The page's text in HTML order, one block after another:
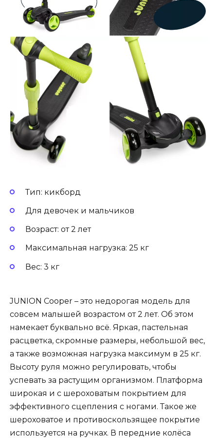
Тип: кикборд
Для девочек и мальчиков
Возраст: от 2 лет
Максимальная нагрузка: 25 кг
Вес: 3 кг
JUNION Cooper – это недорогая модель для
совсем малышей возрастом от 2 лет. Об этом
намекает буквально всё. Яркая, пастельная
расцветка, скромные размеры, небольшой вес,
а также возможная нагрузка максимум в 25 кг.
Высоту руля можно регулировать, чтобы
успевать за растущим организмом. Платформа
широкая и с шероховатым покрытием для
эффективного сцепления с ногами. Такое же
шероховатое и противоскользящее покрытие
используется на ручках. В передние колёса